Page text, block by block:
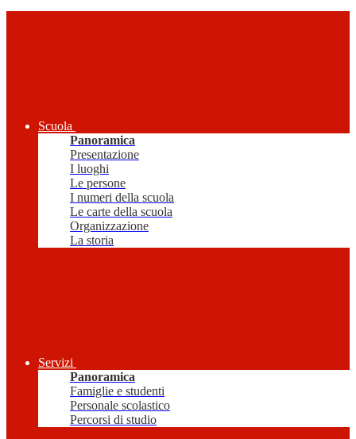
Scuola
Panoramica
Presentazione
I luoghi
Le persone
I numeri della scuola
Le carte della scuola
Organizzazione
La storia
Servizi
Panoramica
Famiglie e studenti
Personale scolastico
Percorsi di studio